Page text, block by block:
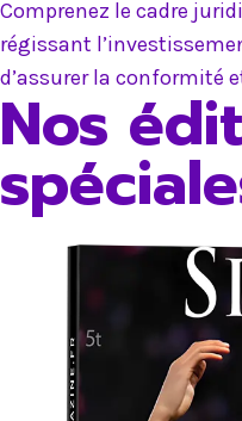
Comprenez le cadre
régissant
d’assurer la conformité
Nos